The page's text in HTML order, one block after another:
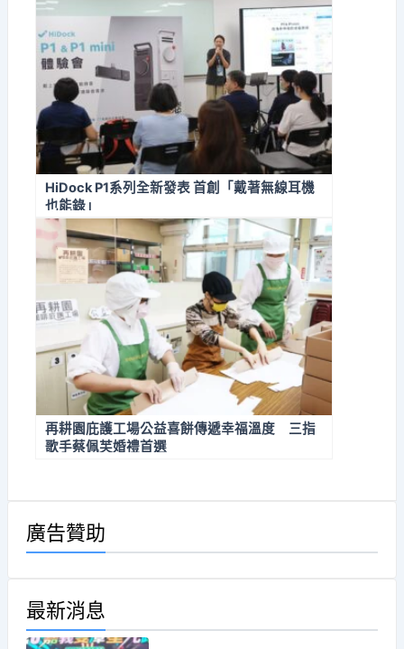
HiDock P1系列全新發表 首創「戴著無線耳機
也能錄」
再耕園庇護工場公益喜餅傳遞幸福溫度 三指
歌手蔡佩芙婚禮首選
廣告贊助
最新消息